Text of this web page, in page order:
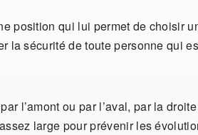
position qui lui permet de choisir
la sécurité de toute personne qui
l’amont ou par l’aval, par la
large pour prévenir les